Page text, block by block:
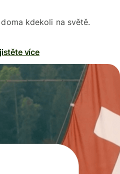
kdekoli na světě.
více